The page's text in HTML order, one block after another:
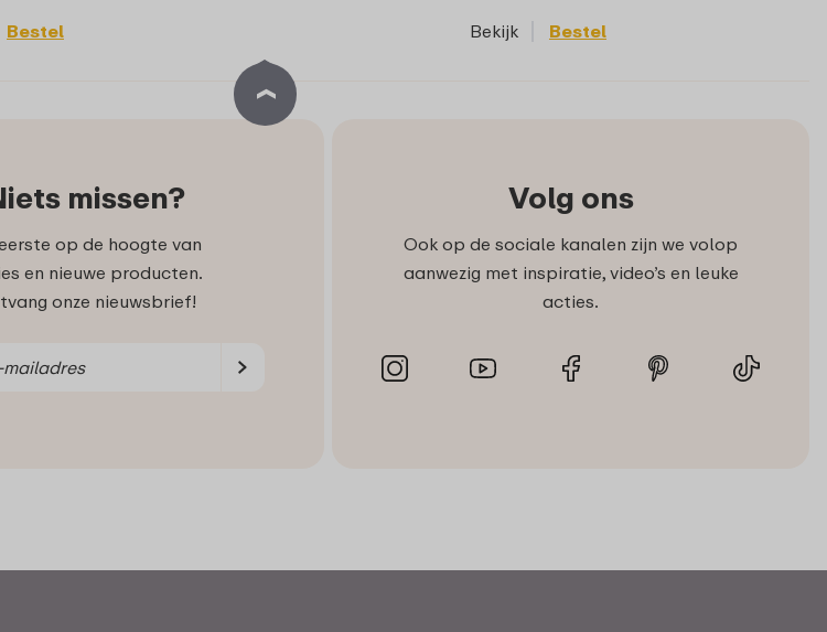
Bestel Bekijk Bestel
missen?
op de hoogte van
en nieuwe producten.
onze nieuwsbrief!
Volg ons
Ook op de sociale kanalen zijn we volop
aanwezig met inspiratie, video’s en leuke
acties.